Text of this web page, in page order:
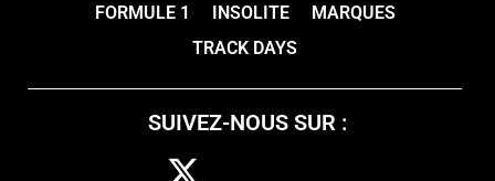
FORMULE 1
INSOLITE
MARQUES
TRACK DAYS
SUIVEZ-NOUS SUR :